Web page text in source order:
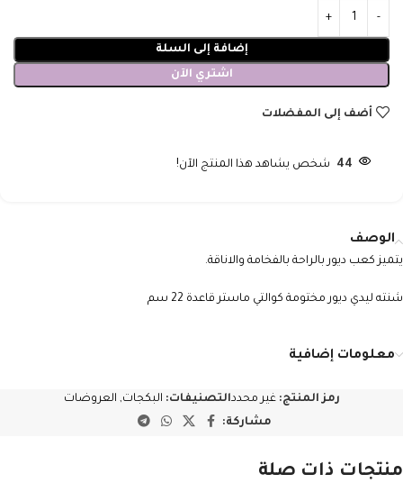
إضافة إلى السلة
اشتري الآن
أضف إلى المفضلات
44 شخص يشاهد هذا المنتج الآن!
الوصف
يتميز كعب ديور بالراحة بالفخامة والاناقة.
شنته ليدي ديور مختومة كوالتي ماستر قاعدة 22 سم
معلومات إضافية
رمز المنتج:غير محددالتصنيفات: البكجات, العروضات
مشاركة:
منتجات ذات صلة